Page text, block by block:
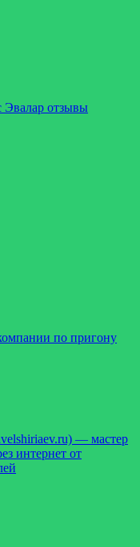
Эвалар отзывы
по пригону
— мастер
интернет от